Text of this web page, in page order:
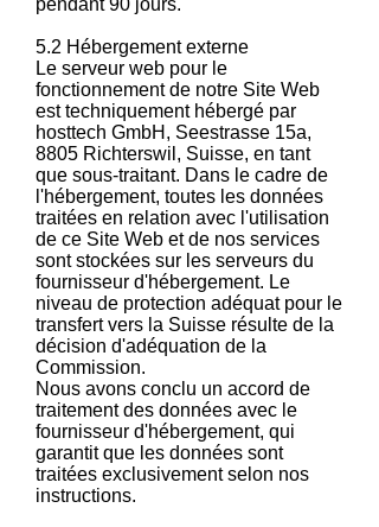
pendant 90 jours.
5.2 Hébergement externe
Le serveur web pour le
fonctionnement de notre Site Web
est techniquement hébergé par
hosttech GmbH, Seestrasse 15a,
8805 Richterswil, Suisse, en tant
que sous-traitant. Dans le cadre de
l'hébergement, toutes les données
traitées en relation avec l'utilisation
de ce Site Web et de nos services
sont stockées sur les serveurs du
fournisseur d'hébergement. Le
niveau de protection adéquat pour le
transfert vers la Suisse résulte de la
décision d'adéquation de la
Commission.
Nous avons conclu un accord de
traitement des données avec le
fournisseur d'hébergement, qui
garantit que les données sont
traitées exclusivement selon nos
instructions.